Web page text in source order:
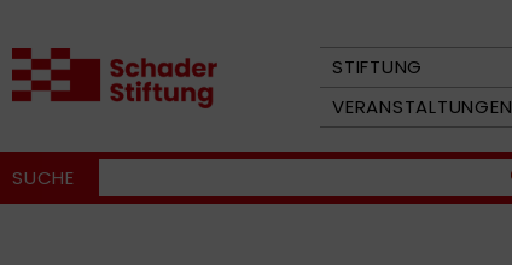
STIFTUNG
VERANSTALTUNGEN
SUCHE